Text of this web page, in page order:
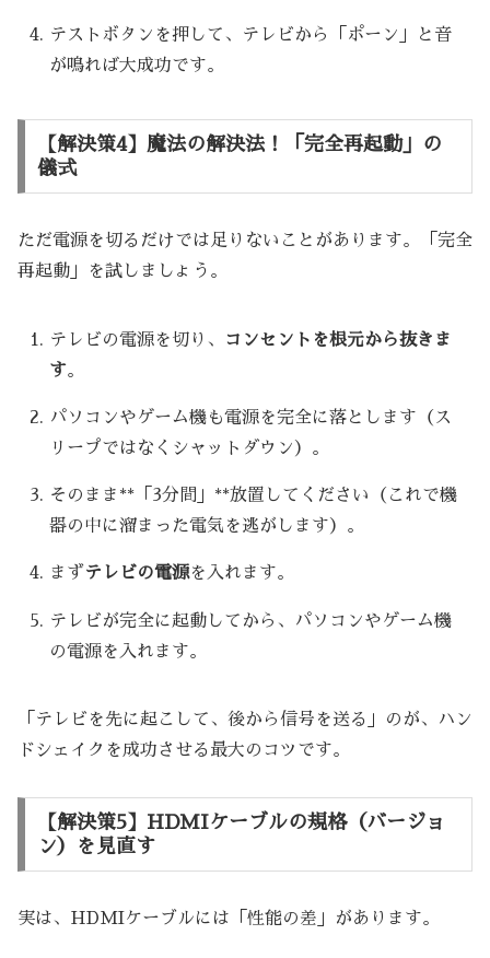
テストボタンを押して、テレビから「ポーン」と音
が鳴れば大成功です。
【解決策4】魔法の解決法！「完全再起動」の
儀式
ただ電源を切るだけでは足りないことがあります。「完全
再起動」を試しましょう。
テレビの電源を切り、
コンセントを根元から抜きま
す。
パソコンやゲーム機も電源を完全に落とします（ス
リープではなくシャットダウン）。
そのまま**「3分間」**放置してください（これで機
器の中に溜まった電気を逃がします）。
まずテレビの電源を入れます。
テレビが完全に起動してから、パソコンやゲーム機
の電源を入れます。
「テレビを先に起こして、後から信号を送る」のが、ハン
ドシェイクを成功させる最大のコツです。
【解決策5】HDMIケーブルの規格（バージョ
ン）を見直す
実は、HDMIケーブルには「性能の差」があります。